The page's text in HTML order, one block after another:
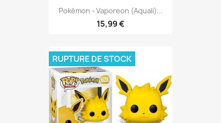
Pokémon - Vaporeon (Aquali)...
15,99 €
RUPTURE DE STOCK